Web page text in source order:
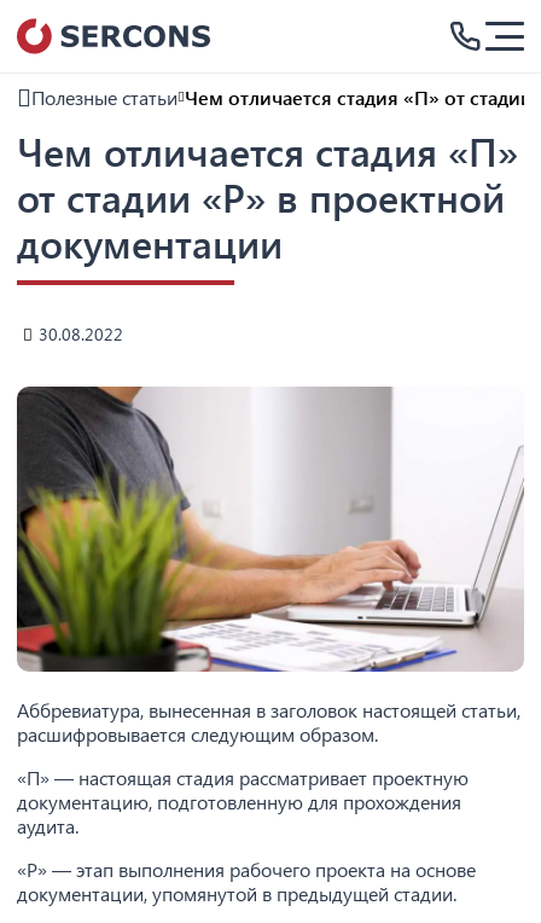
Полезные статьи Чем отличается стадия «П» от
Чем отличается стадия «П»
от стадии «Р» в проектной
документации
30.08.2022
Аббревиатура, вынесенная в заголовок настоящей статьи,
расшифровывается следующим образом.
«П» — настоящая стадия рассматривает проектную
документацию, подготовленную для прохождения
аудита.
«Р» — этап выполнения рабочего проекта на основе
документации, упомянутой в предыдущей стадии.